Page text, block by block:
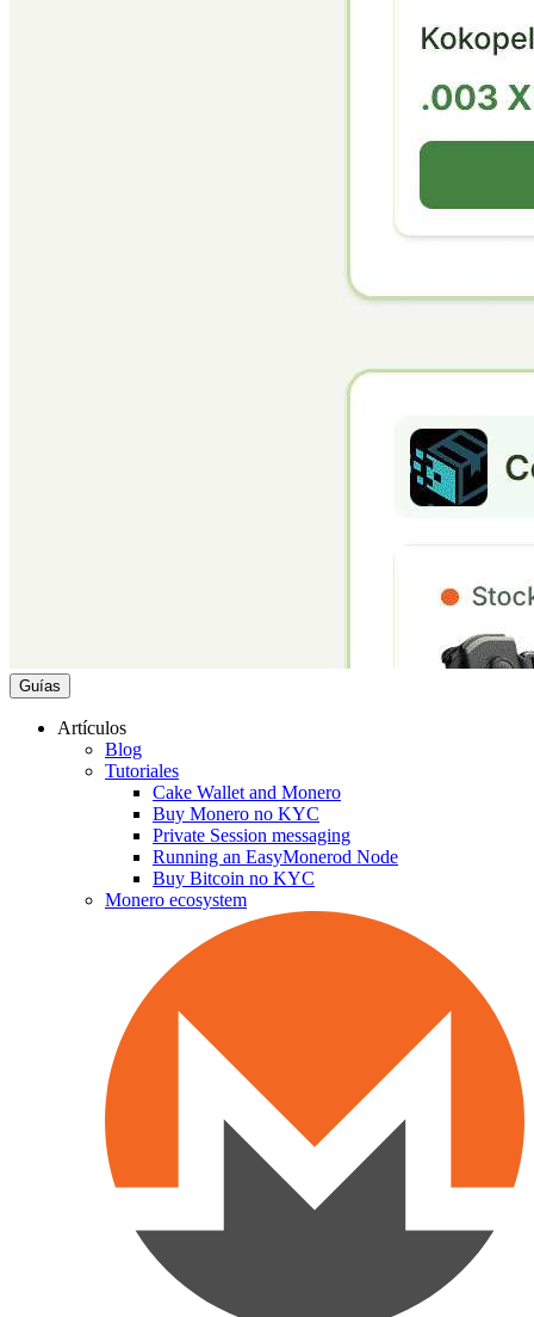
Guías
Artículos
Blog
Tutoriales
Cake Wallet and Monero
Buy Monero no KYC
Private Session messaging
Running an EasyMonerod Node
Buy Bitcoin no KYC
Monero ecosystem